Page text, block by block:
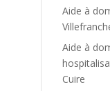
Aide à
Aide à
Cuire